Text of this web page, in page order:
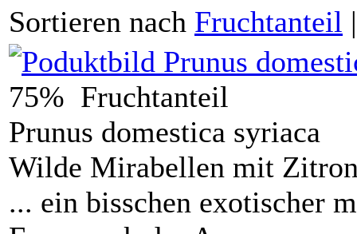
Sortieren nach Fruchtanteil
75% Fruchtanteil
Prunus domestica syriaca
Wilde Mirabellen mit
... ein bisschen exotischer